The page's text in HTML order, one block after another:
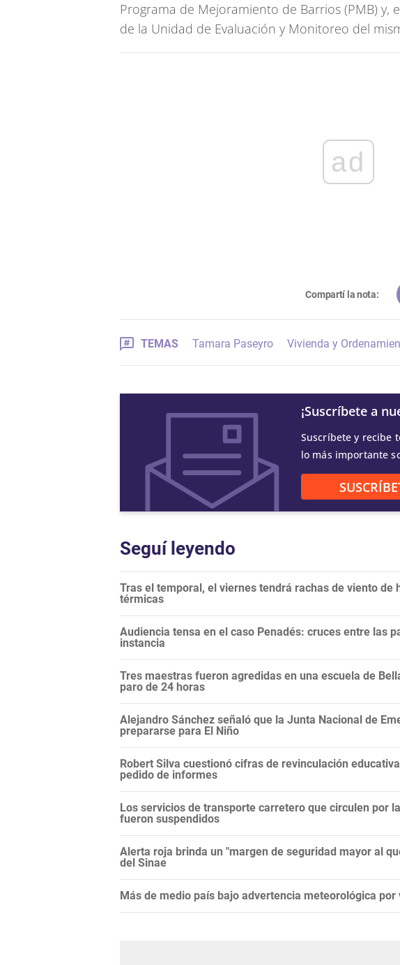
Programa de Mejoramiento de Barrios (PMB) y,
de la Unidad de Evaluación y Monitoreo del
ad
Compartí la nota:
TEMAS Tamara Paseyro Vivienda y
¡Suscríbete a
Suscríbete y recibe
lo más importante
Seguí leyendo
Tras el temporal, el viernes tendrá rachas de viento de
térmicas
Audiencia tensa en el caso Penadés: cruces entre las
instancia
Tres maestras fueron agredidas en una escuela de
paro de 24 horas
Alejandro Sánchez señaló que la Junta Nacional de
prepararse para El Niño
Robert Silva cuestionó cifras de revinculación
pedido de informes
Los servicios de transporte carretero que circulen por
fueron suspendidos
Alerta roja brinda un "margen de seguridad mayor al
del Sinae
Más de medio país bajo advertencia meteorológica